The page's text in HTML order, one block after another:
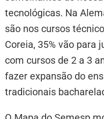
tecnológicas. Na
são nos cursos
Coreia, 35% vão para
com cursos de 2 a 3
fazer expansão do
tradicionais